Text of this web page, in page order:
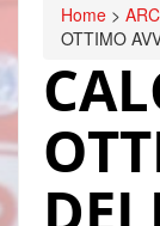
Home >
OTTIMO